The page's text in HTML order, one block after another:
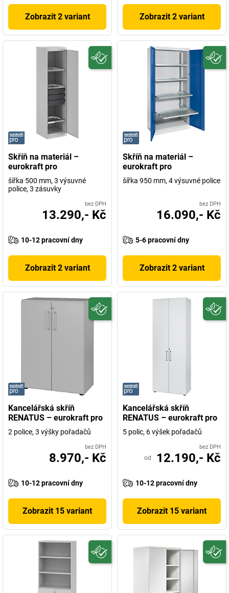
Zobrazit 2 variant Zobrazit 2 variant
Skříň na materiál –
eurokraft pro
šířka 500 mm, 3 výsuvné
police, 3 zásuvky
bez DPH
13.290,- Kč
10-12 pracovní dny
Zobrazit 2 variant
Skříň na materiál –
eurokraft pro
šířka 950 mm, 4 výsuvné police
bez DPH
16.090,- Kč
5-6 pracovní dny
Zobrazit 2 variant
Kancelářská skříň
RENATUS – eurokraft pro
2 police, 3 výšky pořadačů
bez DPH
8.970,- Kč
10-12 pracovní dny
Zobrazit 15 variant
Kancelářská skříň
RENATUS – eurokraft pro
5 polic, 6 výšek pořadačů
bez DPH
od 12.190,- Kč
10-12 pracovní dny
Zobrazit 15 variant